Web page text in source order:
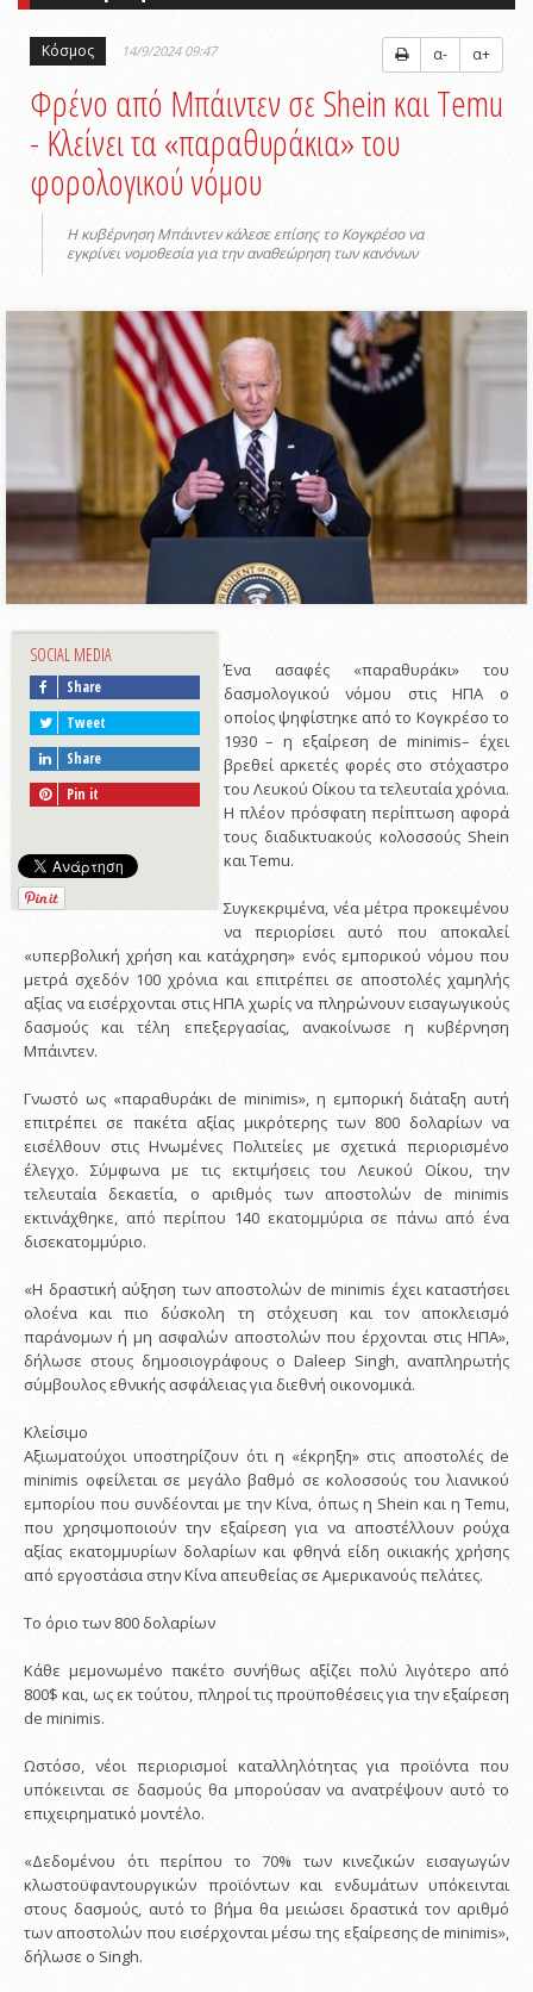
Κόσμος 14/9/2024 09:47 α- α+
Φρένο από Μπάιντεν σε Shein και Temu
- Κλείνει τα «παραθυράκια» του
φορολογικού νόμου
Η κυβέρνηση Μπάιντεν κάλεσε επίσης το Κογκρέσο να
εγκρίνει νομοθεσία για την αναθεώρηση των κανόνων
SOCIAL MEDIA
Share
Tweet
Share
Pin it
Ένα ασαφές «παραθυράκι» του
δασμολογικού νόμου στις ΗΠΑ ο
οποίος ψηφίστηκε από το Κογκρέσο το
1930 – η εξαίρεση de minimis– έχει
βρεθεί αρκετές φορές στο στόχαστρο
του Λευκού Οίκου τα τελευταία χρόνια.
Η πλέον πρόσφατη περίπτωση αφορά
τους διαδικτυακούς κολοσσούς Shein
και Temu.
Συγκεκριμένα, νέα μέτρα προκειμένου
να περιορίσει αυτό που αποκαλεί
«υπερβολική χρήση και κατάχρηση» ενός εμπορικού νόμου που
μετρά σχεδόν 100 χρόνια και επιτρέπει σε αποστολές χαμηλής
αξίας να εισέρχονται στις ΗΠΑ χωρίς να πληρώνουν εισαγωγικούς
δασμούς και τέλη επεξεργασίας, ανακοίνωσε η κυβέρνηση
Μπάιντεν.
Γνωστό ως «παραθυράκι de minimis», η εμπορική διάταξη αυτή
επιτρέπει σε πακέτα αξίας μικρότερης των 800 δολαρίων να
εισέλθουν στις Ηνωμένες Πολιτείες με σχετικά περιορισμένο
έλεγχο. Σύμφωνα με τις εκτιμήσεις του Λευκού Οίκου, την
τελευταία δεκαετία, ο αριθμός των αποστολών de minimis
εκτινάχθηκε, από περίπου 140 εκατομμύρια σε πάνω από ένα
δισεκατομμύριο.
«Η δραστική αύξηση των αποστολών de minimis έχει καταστήσει
ολοένα και πιο δύσκολη τη στόχευση και τον αποκλεισμό
παράνομων ή μη ασφαλών αποστολών που έρχονται στις ΗΠΑ»,
δήλωσε στους δημοσιογράφους ο Daleep Singh, αναπληρωτής
σύμβουλος εθνικής ασφάλειας για διεθνή οικονομικά.
Κλείσιμο
Αξιωματούχοι υποστηρίζουν ότι η «έκρηξη» στις αποστολές de
minimis οφείλεται σε μεγάλο βαθμό σε κολοσσούς του λιανικού
εμπορίου που συνδέονται με την Κίνα, όπως η Shein και η Temu,
που χρησιμοποιούν την εξαίρεση για να αποστέλλουν ρούχα
αξίας εκατομμυρίων δολαρίων και φθηνά είδη οικιακής χρήσης
από εργοστάσια στην Κίνα απευθείας σε Αμερικανούς πελάτες.
Το όριο των 800 δολαρίων
Κάθε μεμονωμένο πακέτο συνήθως αξίζει πολύ λιγότερο από
800$ και, ως εκ τούτου, πληροί τις προϋποθέσεις για την εξαίρεση
de minimis.
Ωστόσο, νέοι περιορισμοί καταλληλότητας για προϊόντα που
υπόκεινται σε δασμούς θα μπορούσαν να ανατρέψουν αυτό το
επιχειρηματικό μοντέλο.
«Δεδομένου ότι περίπου το 70% των κινεζικών εισαγωγών
κλωστοϋφαντουργικών προϊόντων και ενδυμάτων υπόκεινται
στους δασμούς, αυτό το βήμα θα μειώσει δραστικά τον αριθμό
των αποστολών που εισέρχονται μέσω της εξαίρεσης de minimis»,
δήλωσε ο Singh.